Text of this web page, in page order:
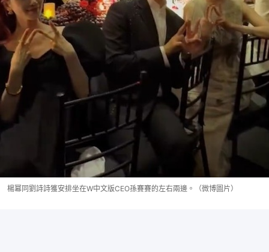
楊冪同劉詩詩獲安排坐在W中文版CEO孫賽賽的左右兩邊。（微博圖片）